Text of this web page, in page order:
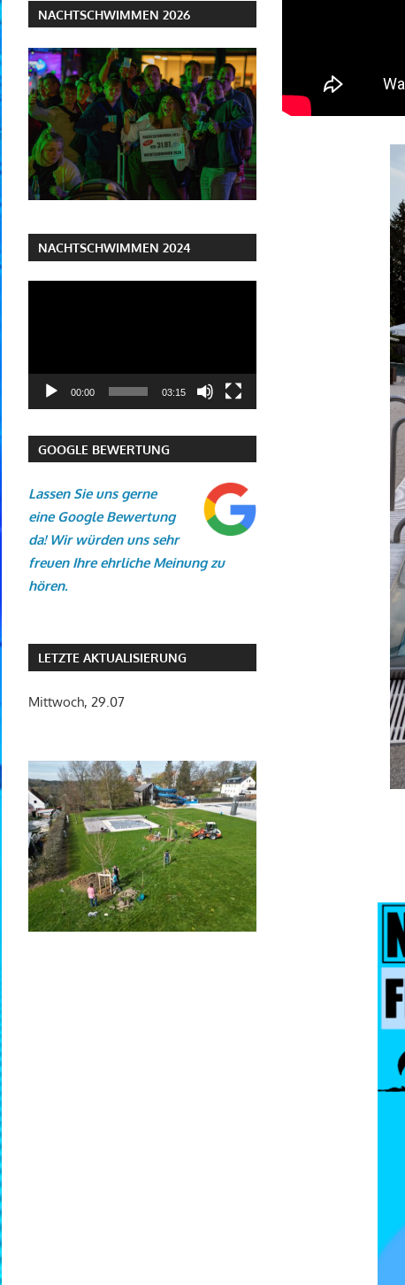
NACHTSCHWIMMEN 2026
NACHTSCHWIMMEN 2024
00:00 03:15
GOOGLE BEWERTUNG
Lassen Sie uns gerne
eine Google Bewertung
da! Wir würden uns sehr
freuen Ihre ehrliche Meinung zu
hören.
LETZTE AKTUALISIERUNG
Mittwoch, 29.07